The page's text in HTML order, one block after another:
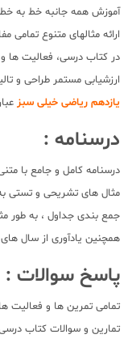
آموزش همه جانبه خط به
ارائه مثالهای متنوع
در کتاب درسی، فعالیت ها
ارزشیابی مستمر طراحی
یازدهم ریاضی خیلی سبز
درسنامه :
درسنامه کامل و جامع با
مثال های تشریحی و تستی
جمع بندی جداول ، به طور
همچنین یادآوری از سال
پاسخ سوالات :
تمامی تمرین ها و فعالیت